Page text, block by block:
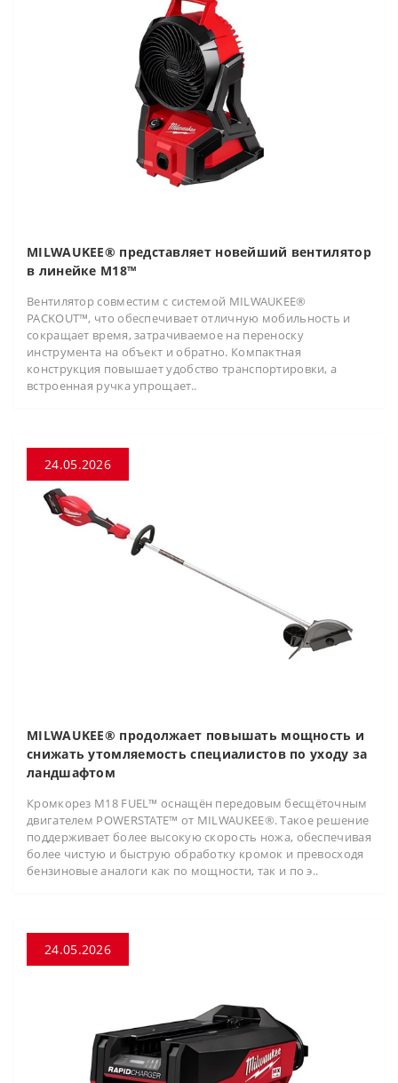
MILWAUKEE® представляет новейший вентилятор
в линейке M18™
Вентилятор совместим с системой MILWAUKEE®
PACKOUT™, что обеспечивает отличную мобильность и
сокращает время, затрачиваемое на переноску
инструмента на объект и обратно. Компактная
конструкция повышает удобство транспортировки, а
встроенная ручка упрощает..
24.05.2026
MILWAUKEE® продолжает повышать мощность и
снижать утомляемость специалистов по уходу за
ландшафтом
Кромкорез M18 FUEL™ оснащён передовым бесщёточным
двигателем POWERSTATE™ от MILWAUKEE®. Такое решение
поддерживает более высокую скорость ножа, обеспечивая
более чистую и быструю обработку кромок и превосходя
бензиновые аналоги как по мощности, так и по э..
24.05.2026